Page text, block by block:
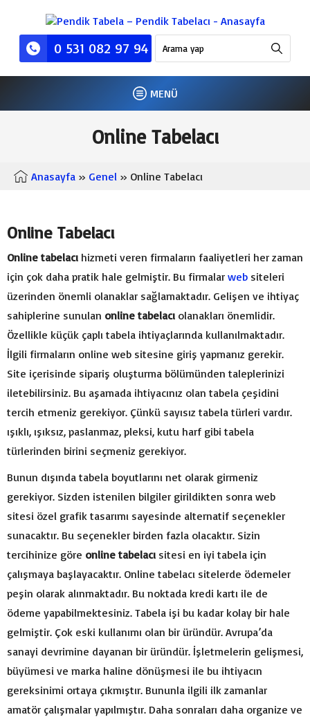
0 531 082 97 94
MENÜ
Online Tabelacı
Anasayfa » Genel » Online Tabelacı
Online Tabelacı
Online tabelacı hizmeti veren firmaların faaliyetleri her zaman
için çok daha pratik hale gelmiştir. Bu firmalar web siteleri
üzerinden önemli olanaklar sağlamaktadır. Gelişen ve ihtiyaç
sahiplerine sunulan online tabelacı olanakları önemlidir.
Özellikle küçük çaplı tabela ihtiyaçlarında kullanılmaktadır.
İlgili firmaların online web sitesine giriş yapmanız gerekir.
Site içerisinde sipariş oluşturma bölümünden taleplerinizi
iletebilirsiniz. Bu aşamada ihtiyacınız olan tabela çeşidini
tercih etmeniz gerekiyor. Çünkü sayısız tabela türleri vardır.
ışıklı, ışıksız, paslanmaz, pleksi, kutu harf gibi tabela
türlerinden birini seçmeniz gerekiyor.
Bunun dışında tabela boyutlarını net olarak girmeniz
gerekiyor. Sizden istenilen bilgiler girildikten sonra web
sitesi özel grafik tasarımı sayesinde alternatif seçenekler
sunacaktır. Bu seçenekler birden fazla olacaktır. Sizin
tercihinize göre online tabelacı sitesi en iyi tabela için
çalışmaya başlayacaktır. Online tabelacı sitelerde ödemeler
peşin olarak alınmaktadır. Bu noktada kredi kartı ile de
ödeme yapabilmektesiniz. Tabela işi bu kadar kolay bir hale
gelmiştir. Çok eski kullanımı olan bir üründür. Avrupa’da
sanayi devrimine dayanan bir üründür. İşletmelerin gelişmesi,
büyümesi ve marka haline dönüşmesi ile bu ihtiyacın
gereksinimi ortaya çıkmıştır. Bununla ilgili ilk zamanlar
amatör çalışmalar yapılmıştır. Daha sonraları daha organize ve